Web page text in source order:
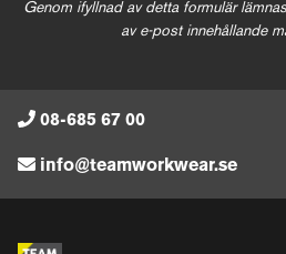
Genom ifyllnad av detta formulär
av e-post innehållande
08-685 67 00
info@teamworkwear.se